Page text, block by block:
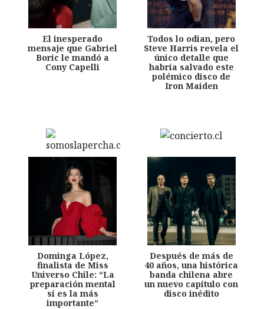
El inesperado
mensaje que Gabriel
Boric le mandó a
Cony Capelli
Todos lo odian, pero
Steve Harris revela el
único detalle que
habría salvado este
polémico disco de
Iron Maiden
Dominga López,
finalista de Miss
Universo Chile: “La
preparación mental
sí es la más
importante”
Después de más de
40 años, una histórica
banda chilena abre
un nuevo capítulo con
disco inédito